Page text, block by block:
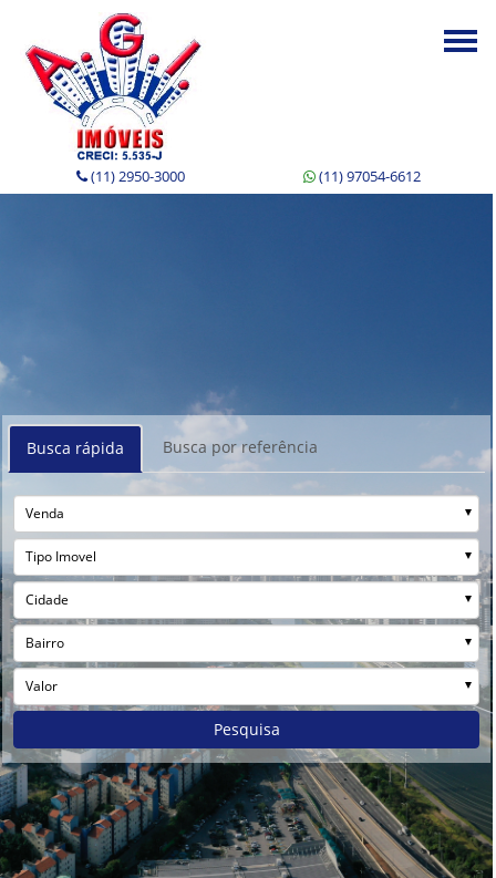
(11) 2950-3000 (11) 97054-6612
Busca rápida Busca por referência
Venda
Tipo Imovel
Cidade
Bairro
Valor
Pesquisa